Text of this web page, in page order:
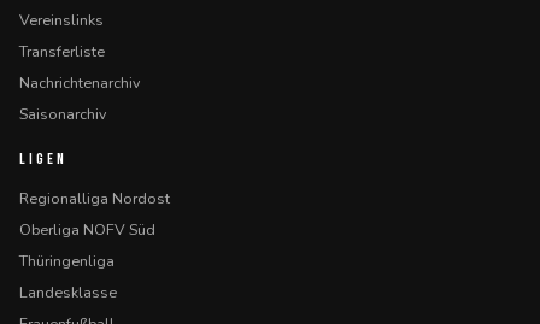
Vereinslinks
Transferliste
Nachrichtenarchiv
Saisonarchiv
LIGEN
Regionalliga Nordost
Oberliga NOFV Süd
Thüringenliga
Landesklasse